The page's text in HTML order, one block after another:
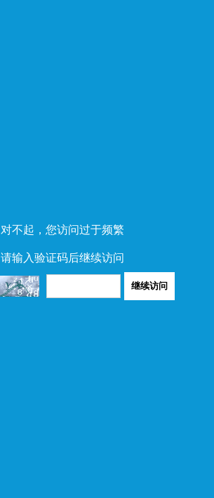
对不起，您访问过于频繁
请输入验证码后继续访问
继续访问